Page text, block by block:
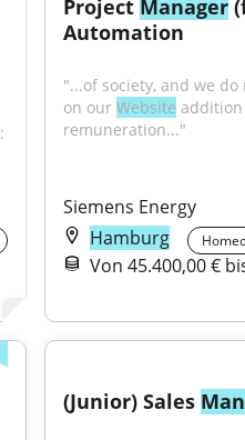
Project Manager
Automation
"...of society, and we
on our Website
remuneration..."
Siemens Energy
Hamburg
Von 45.400,00 €
(Junior) Sales